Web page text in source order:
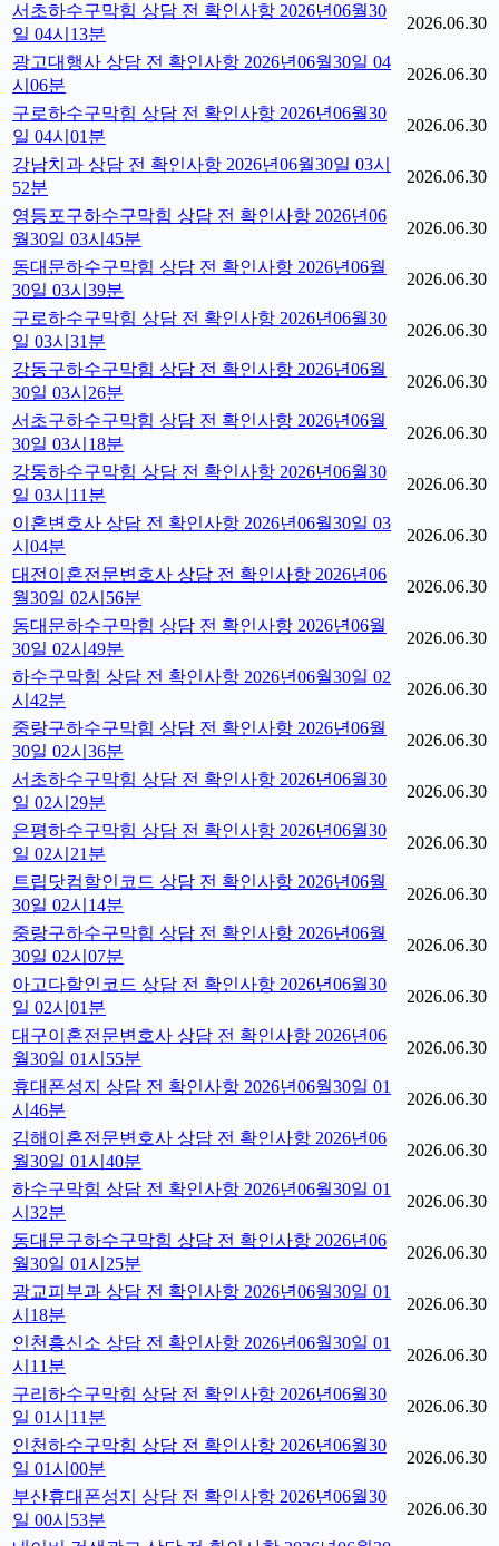
서초하수구막힘 상담 전 확인사항 2026년06월30
일 04시13분
2026.06.30
광고대행사 상담 전 확인사항 2026년06월30일 04
시06분
2026.06.30
구로하수구막힘 상담 전 확인사항 2026년06월30
일 04시01분
2026.06.30
강남치과 상담 전 확인사항 2026년06월30일 03시
52분
2026.06.30
영등포구하수구막힘 상담 전 확인사항 2026년06
월30일 03시45분
2026.06.30
동대문하수구막힘 상담 전 확인사항 2026년06월
30일 03시39분
2026.06.30
구로하수구막힘 상담 전 확인사항 2026년06월30
일 03시31분
2026.06.30
강동구하수구막힘 상담 전 확인사항 2026년06월
30일 03시26분
2026.06.30
서초구하수구막힘 상담 전 확인사항 2026년06월
30일 03시18분
2026.06.30
강동하수구막힘 상담 전 확인사항 2026년06월30
일 03시11분
2026.06.30
이혼변호사 상담 전 확인사항 2026년06월30일 03
시04분
2026.06.30
대전이혼전문변호사 상담 전 확인사항 2026년06
월30일 02시56분
2026.06.30
동대문하수구막힘 상담 전 확인사항 2026년06월
30일 02시49분
2026.06.30
하수구막힘 상담 전 확인사항 2026년06월30일 02
시42분
2026.06.30
중랑구하수구막힘 상담 전 확인사항 2026년06월
30일 02시36분
2026.06.30
서초하수구막힘 상담 전 확인사항 2026년06월30
일 02시29분
2026.06.30
은평하수구막힘 상담 전 확인사항 2026년06월30
일 02시21분
2026.06.30
트립닷컴할인코드 상담 전 확인사항 2026년06월
30일 02시14분
2026.06.30
중랑구하수구막힘 상담 전 확인사항 2026년06월
30일 02시07분
2026.06.30
아고다할인코드 상담 전 확인사항 2026년06월30
일 02시01분
2026.06.30
대구이혼전문변호사 상담 전 확인사항 2026년06
월30일 01시55분
2026.06.30
휴대폰성지 상담 전 확인사항 2026년06월30일 01
시46분
2026.06.30
김해이혼전문변호사 상담 전 확인사항 2026년06
월30일 01시40분
2026.06.30
하수구막힘 상담 전 확인사항 2026년06월30일 01
시32분
2026.06.30
동대문구하수구막힘 상담 전 확인사항 2026년06
월30일 01시25분
2026.06.30
광교피부과 상담 전 확인사항 2026년06월30일 01
시18분
2026.06.30
인천흥신소 상담 전 확인사항 2026년06월30일 01
시11분
2026.06.30
구리하수구막힘 상담 전 확인사항 2026년06월30
일 01시11분
2026.06.30
인천하수구막힘 상담 전 확인사항 2026년06월30
일 01시00분
2026.06.30
부산휴대폰성지 상담 전 확인사항 2026년06월30
일 00시53분
2026.06.30